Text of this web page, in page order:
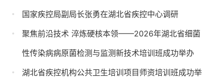
国家疾控局副局长张勇在湖北省疾控中心调研
聚焦前沿技术 淬炼硬核本领——2026年湖北省细菌
性传染病病原菌检测与监测新技术培训班成功举办
湖北省疾控机构公共卫生培训项目师资培训班成功举